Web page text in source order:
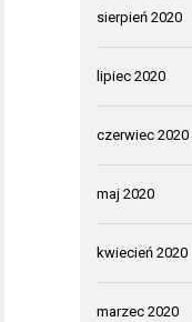
sierpień 2020
lipiec 2020
czerwiec 2020
maj 2020
kwiecień 2020
marzec 2020